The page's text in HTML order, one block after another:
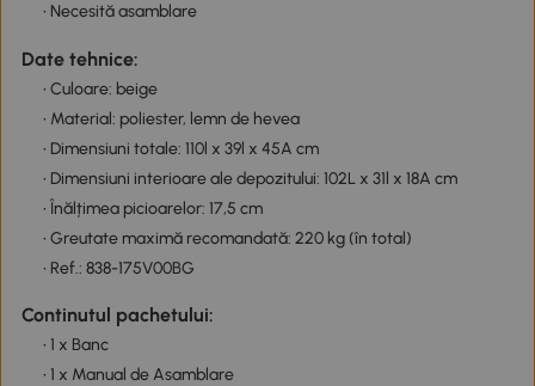
• Necesită asamblare
Date tehnice:
• Culoare: beige
• Material: poliester, lemn de hevea
• Dimensiuni totale: 110l x 39l x 45A cm
• Dimensiuni interioare ale depozitului: 102L x 31l x 18A cm
• Înălțimea picioarelor: 17,5 cm
• Greutate maximă recomandată: 220 kg (în total)
• Ref.: 838-175V00BG
Continutul pachetului:
• 1 x Banc
• 1 x Manual de Asamblare